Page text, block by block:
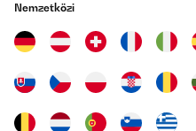
Nemzetközi